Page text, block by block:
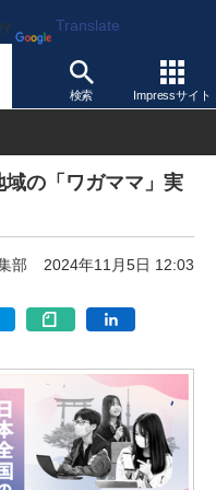
Translate
検索 Impressサイト
の「ワガママ」実
部 2024年11月5日 12:03